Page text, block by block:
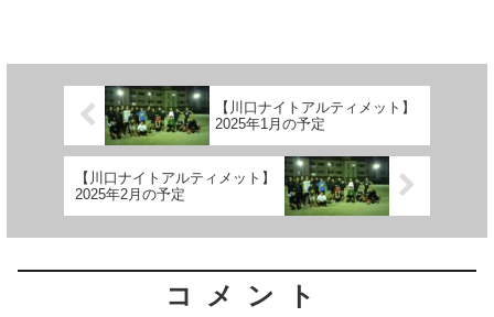
【川口ナイトアルティメット】
2025年1月の予定
【川口ナイトアルティメット】
2025年2月の予定
コメント